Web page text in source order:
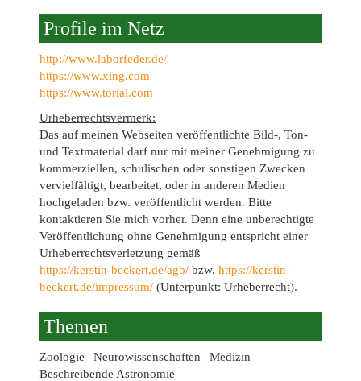
Profile im Netz
http://www.laborfeder.de/
https://www.xing.com
https://www.torial.com
Urheberrechtsvermerk:
Das auf meinen Webseiten veröffentlichte Bild-, Ton-
und Textmaterial darf nur mit meiner Genehmigung zu
kommerziellen, schulischen oder sonstigen Zwecken
vervielfältigt, bearbeitet, oder in anderen Medien
hochgeladen bzw. veröffentlicht werden. Bitte
kontaktieren Sie mich vorher. Denn eine unberechtigte
Veröffentlichung ohne Genehmigung entspricht einer
Urheberrechtsverletzung gemäß
https://kerstin-beckert.de/agb/ bzw.https://kerstin-
beckert.de/impressum/ (Unterpunkt: Urheberrecht).
Themen
Zoologie | Neurowissenschaften | Medizin |
Beschreibende Astronomie